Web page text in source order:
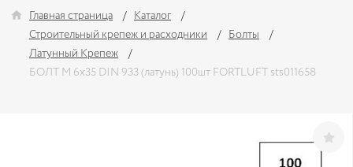
Главная страница
Каталог
Строительный крепеж и расходники
Болты
Латунный Крепеж
БОЛТ М 6х35 DIN 933 (латунь) 100шт FORTLUFT sts011658